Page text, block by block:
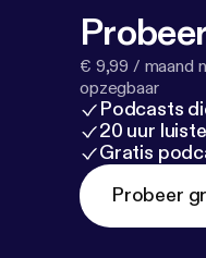
€ 9,99 / maand
opzegbaar
Podcasts
20 uur
Gratis
Probeer